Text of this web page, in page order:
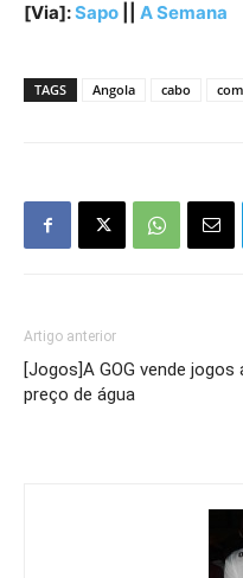
[Via]:Sapo A Semana
TAGS Angola cabo
Artigo anterior
[Jogos]A GOG vende jogos
preço de água